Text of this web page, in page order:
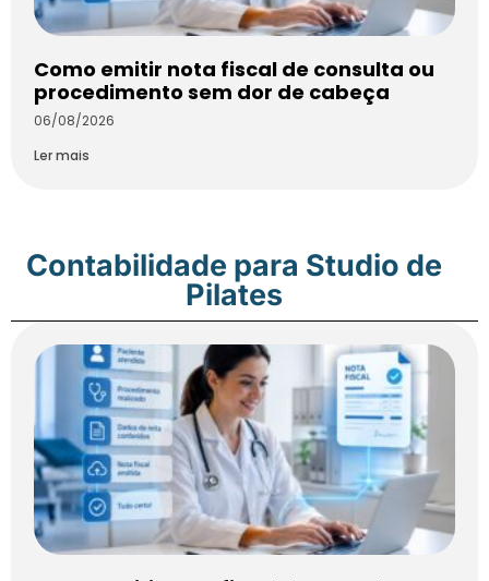
Como emitir nota fiscal de consulta ou
procedimento sem dor de cabeça
06/08/2026
Ler mais
Contabilidade para Studio de
Pilates